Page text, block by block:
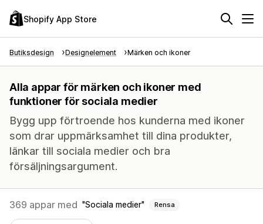
Shopify App Store
Butiksdesign Designelement Märken och ikoner
Alla appar för märken och ikoner med
funktioner för sociala medier
Bygg upp förtroende hos kunderna med ikoner
som drar uppmärksamhet till dina produkter,
länkar till sociala medier och bra
försäljningsargument.
369 appar med Sociala medier Rensa